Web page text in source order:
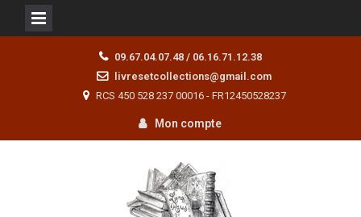
09.67.04.07.48 / 06.16.71.12.38
livresetcollections@gmail.com
RCS 450 528 237 00016 - FR12450528237
Mon compte